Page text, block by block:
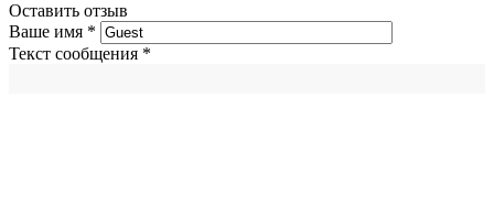
Оставить отзыв
Ваше имя *
Текст сообщения *